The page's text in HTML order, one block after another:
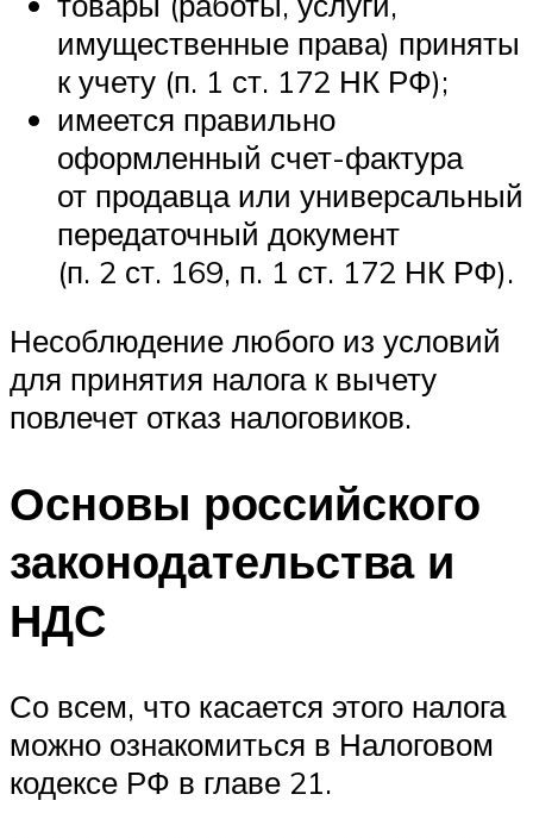
имущественные права) приняты
к учету (п. 1 ст. 172 НК РФ);
имеется правильно
оформленный счет-фактура
от продавца или универсальный
передаточный документ
(п. 2 ст. 169, п. 1 ст. 172 НК РФ).
Несоблюдение любого из условий
для принятия налога к вычету
повлечет отказ налоговиков.
Основы российского
законодательства и
НДС
Со всем, что касается этого налога
можно ознакомиться в Налоговом
кодексе РФ в главе 21.